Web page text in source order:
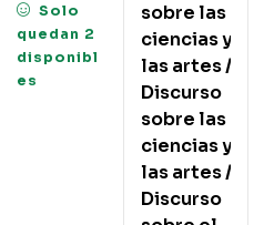
Solo
quedan 2
disponibl
es
sobre las
ciencias y
las artes /
Discurso
sobre las
ciencias y
las artes /
Discurso